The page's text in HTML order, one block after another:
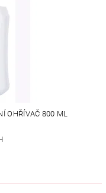
OHŘÍVAČ 800 ML